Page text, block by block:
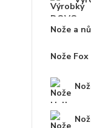
Nože a
Nože